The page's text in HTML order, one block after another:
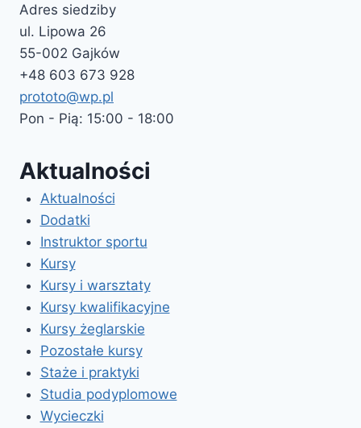
Adres siedziby
ul. Lipowa 26
55-002 Gajków
+48 603 673 928
prototo@wp.pl
Pon - Pią: 15:00 - 18:00
Aktualności
Aktualności
Dodatki
Instruktor sportu
Kursy
Kursy i warsztaty
Kursy kwalifikacyjne
Kursy żeglarskie
Pozostałe kursy
Staże i praktyki
Studia podyplomowe
Wycieczki